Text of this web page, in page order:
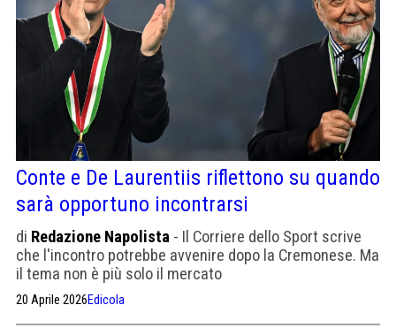
Conte e De Laurentiis riflettono su quando
sarà opportuno incontrarsi
di Redazione Napolista - Il Corriere dello Sport scrive
che l'incontro potrebbe avvenire dopo la Cremonese. Ma
il tema non è più solo il mercato
20 Aprile 2026Edicola